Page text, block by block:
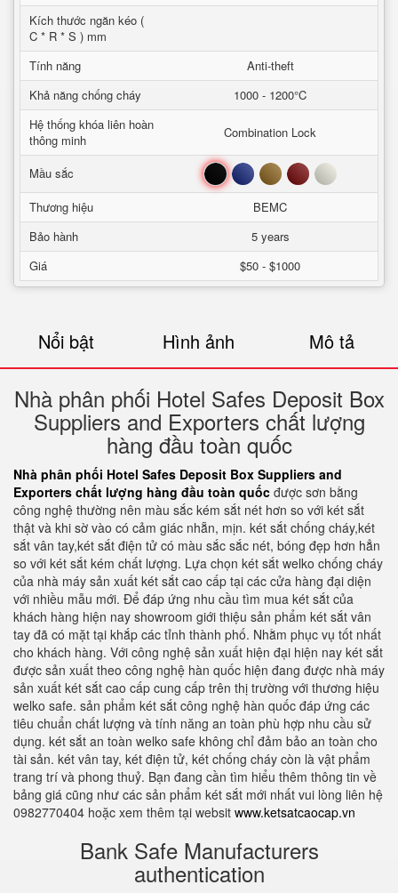
Kích thước ngăn kéo (
C * R * S ) mm
Tính năng
Anti-theft
Khả năng chống cháy
1000 - 1200°C
Hệ thống khóa liên hoàn
thông minh
Combination Lock
Mầu sắc Đen Xanh Nâu Đỏ Trắng
Thương hiệu
BEMC
Bảo hành
5 years
Giá
$50 - $1000
Nổi bật Hình ảnh Mô tả
Nhà phân phối Hotel Safes Deposit Box
Suppliers and Exporters chất lượng
hàng đầu toàn quốc
Nhà phân phối Hotel Safes Deposit Box Suppliers and
Exporters chất lượng hàng đầu toàn quốc được sơn bằng
công nghệ thường nên màu sắc kém sắt nét hơn so với két sắt
thật và khi sờ vào có cảm giác nhẵn, mịn. két sắt chống cháy,két
sắt vân tay,két sắt điện tử có màu sắc sắc nét, bóng đẹp hơn hẳn
so với két sắt kém chất lượng. Lựa chọn két sắt welko chống cháy
của nhà máy sản xuất két sắt cao cấp tại các cửa hàng đại diện
với nhiều mẫu mới. Để đáp ứng nhu cầu tìm mua két sắt của
khách hàng hiện nay showroom giới thiệu sản phẩm két sắt vân
tay đã có mặt tại khắp các tỉnh thành phố. Nhằm phục vụ tốt nhất
cho khách hàng. Với công nghệ sản xuất hiện đại hiện nay két sắt
được sản xuất theo công nghệ hàn quốc hiện đang được nhà máy
sản xuất két sắt cao cấp cung cấp trên thị trường với thương hiệu
welko safe. sản phẩm két sắt công nghệ hàn quốc đáp ứng các
tiêu chuẩn chất lượng và tính năng an toàn phù hợp nhu cầu sử
dụng. két sắt an toàn welko safe không chỉ đảm bảo an toàn cho
tài sản. két vân tay, két điện tử, két chống cháy còn là vật phẩm
trang trí và phong thuỷ. Bạn đang cần tìm hiểu thêm thông tin về
bảng giá cũng như các sản phẩm két sắt mới nhất vui lòng liên hệ
0982770404 hoặc xem thêm tại websit www.ketsatcaocap.vn
Bank Safe Manufacturers
authentication